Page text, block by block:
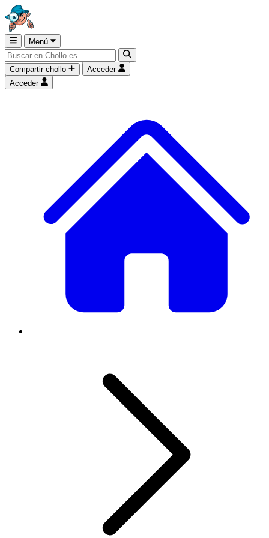
Menú
Compartir chollo
Acceder
Acceder